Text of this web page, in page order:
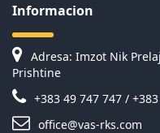
Informacion
Adresa: Imzot Nik
Prishtine
+383 49 747 747 /
office@vas-rks.com